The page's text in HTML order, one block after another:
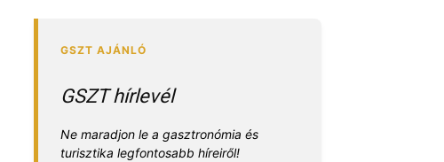
GSZT hírlevél
Ne maradjon le a gasztronómia és
turisztika legfontosabb híreiről!